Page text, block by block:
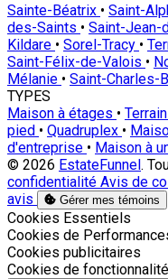
Sainte-Béatrix • Saint-
des-Saints • Saint-Jean-
Kildare • Sorel-Tracy •
Saint-Félix-de-Valois •
Mélanie • Saint-Charles-
TYPES
Maison à étages • Terrain
pied • Quadruplex •
d'entreprise • Maison à
© 2026 EstateFunnel.
confidentialité Avis de
avis
Gérer mes témoins
Activer
Cookies Essentiels
Activer
Cookies de
Activer
Cookies publicitaires
Activer
Cookies de